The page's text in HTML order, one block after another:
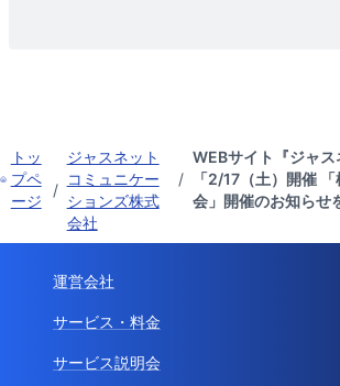
トッ
プペ
ージ
/
ジャスネット
コミュニケー
ションズ株式
会社
/
WEBサイト『ジャ
「2/17（土）開催
会」開催のお知らせ
運営会社
サービス・料金
サービス説明会